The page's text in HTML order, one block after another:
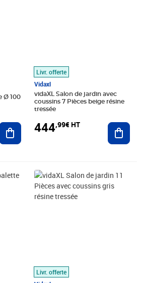
Ø 100
Ajouter au panier
Livr. offerte
Vidaxl
vidaXL Salon de jardin avec
coussins 7 Pièces beige résine
tressée
444,99€ HT
Livr. offerte
Prix 564,99€ HT